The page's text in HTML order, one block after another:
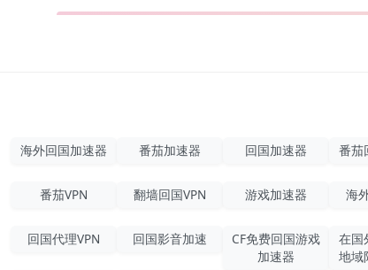
海外回国加速器 番茄加速器 回国加速器 番茄
番茄VPN 翻墙回国VPN 游戏加速器 海
回国代理VPN 回国影音加速
CF免费回国游戏
加速器
在国
地域